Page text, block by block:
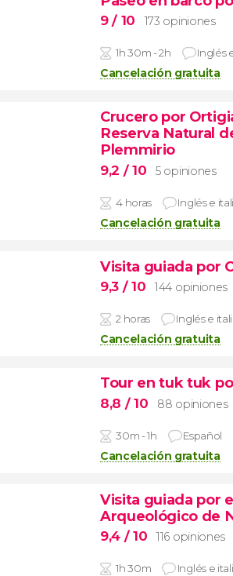
9/ 10 173 opiniones
1h 30m - 2h Inglés
Cancelación gratuita
Crucero por
Reserva Natural
Plemmirio
9,2 / 10 5 opiniones
4 horas Inglés e
Cancelación gratuita
Visita guiada por
9,3 / 10 144 opiniones
2 horas Inglés e
Cancelación gratuita
Tour en tuk tuk
8,8 / 10 88 opiniones
30m - 1h Español
Cancelación gratuita
Visita guiada por
Arqueológico de
9,4 / 10 116 opiniones
1h 30m Inglés e